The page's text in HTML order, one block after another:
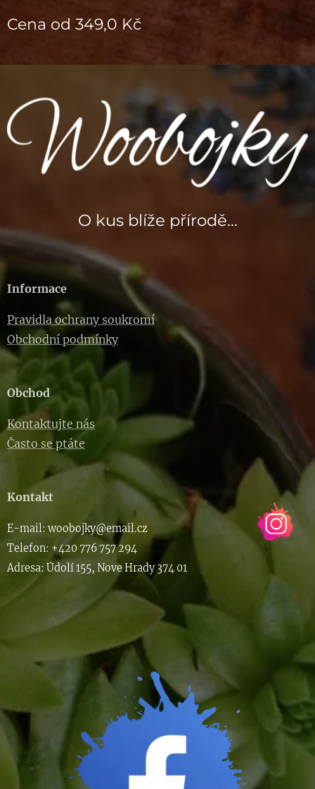
Cena od 349,0 Kč
O kus blíže přírodě...
Informace
Pravidla ochrany soukromí
Obchodní podmínky
Obchod
Kontaktujte nás
Často se ptáte
Kontakt
E-mail: woobojky@email.cz
Telefon: +420 776 757 294
Adresa: Údolí 155, Nove Hrady 374 01